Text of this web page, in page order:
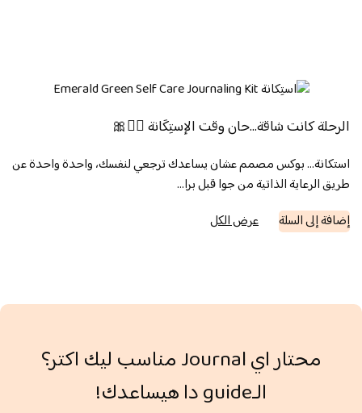
الرحلة كانت شاقة…حان وقت الإستِكَانة 💆‍♀️🎀
استكانة… بوكس مصمم عشان يساعدك ترجعي لنفسك، واحدة واحدة عن
طريق الرعاية الذاتية من جوا قبل برا…
إضافة إلى السلة
عرض الكل
محتار اي Journal مناسب ليك اكتر؟
الـguide دا هيساعدك!